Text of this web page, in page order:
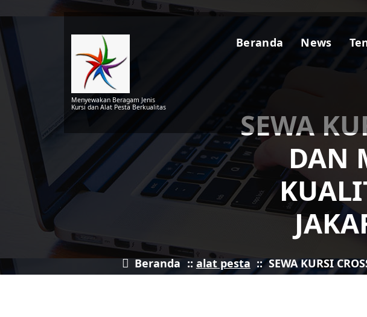
konten
Menyewakan Beragam Jenis
Kursi dan Alat Pesta Berkualitas
Beranda News
SEWA
DAN
Beranda :: alat pesta :: SEWA KURSI